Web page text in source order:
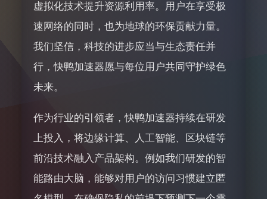
虚拟化技术提升资源利用率。用户在享受极
速网络的同时，也为地球的环保贡献力量。
我们坚信，科技的进步应当与生态责任并
行，快鸭加速器愿与每位用户共同守护绿色
未来。
作为行业的引领者，快鸭加速器持续在研发
上投入，将边缘计算、人工智能、区块链等
前沿技术融入产品架构。例如我们研发的智
能路由大脑，能够对用户的访问习惯建立匿